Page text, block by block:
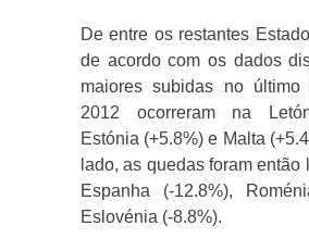
De entre os restantes
de acordo com os dados
maiores subidas no último
2012 ocorreram na
Estónia (+5.8%) e Malta
lado, as quedas foram então
Espanha (-12.8%),
Eslovénia (-8.8%).